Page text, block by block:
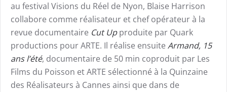
au festival Visions du Réel de Nyon, Blaise Harrison
collabore comme réalisateur et chef opérateur à la
revue documentaire Cut Upproduite par Quark
productions pour ARTE. Il réalise ensuite Armand, 15
ans l’été, documentaire de 50 min coproduit par Les
Films du Poisson et ARTE sélectionné à la Quinzaine
des Réalisateurs à Cannes ainsi que dans de